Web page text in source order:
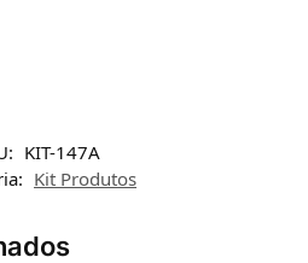
KIT-147A
Kit Produtos